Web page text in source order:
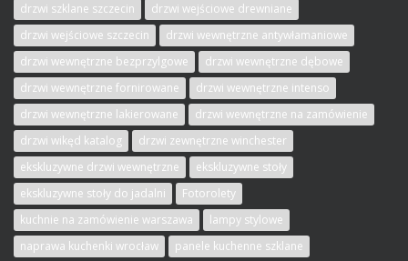
drzwi szklane szczecin
drzwi wejściowe drewniane
drzwi wejściowe szczecin
drzwi wewnętrzne antywłamaniowe
drzwi wewnętrzne bezprzylgowe
drzwi wewnętrzne dębowe
drzwi wewnętrzne fornirowane
drzwi wewnętrzne intenso
drzwi wewnętrzne lakierowane
drzwi wewnętrzne na zamówienie
drzwi wikęd katalog
drzwi zewnętrzne winchester
ekskluzywne drzwi wewnętrzne
ekskluzywne stoły
ekskluzywne stoły do jadalni
Fotorolety
kuchnie na zamówienie warszawa
lampy stylowe
naprawa kuchenki wrocław
panele kuchenne szklane